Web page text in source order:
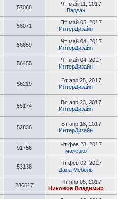
57068
Чт май 11, 2017
Вардан
56071
Пт май 05, 2017
ИнтерДизайн
56659
Чт май 04, 2017
ИнтерДизайн
56455
Чт май 04, 2017
ИнтерДизайн
56219
Вт апр 25, 2017
ИнтерДизайн
55174
Вс апр 23, 2017
ИнтерДизайн
52836
Вт апр 18, 2017
ИнтерДизайн
91756
Чт фев 23, 2017
малерко
53138
Чт фев 02, 2017
Дана Мебель
236517
Чт янв 05, 2017
Никонов Владимир